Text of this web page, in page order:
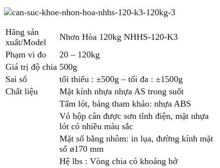
Hãng sản
xuất/Model
Nhơn Hòa 120kg NHHS-120-K3
Phạm vi đo
20 – 120kg
Giá trị độ chia 500g
Sai số
tối thiểu : ±500g – tối đa : ±1500g
Chất liệu
Mặt kính nhựa nhựa AS trong suốt
Tấm lót, bảng tham khảo: nhựa ABS
Vỏ hộp cân được sơn tĩnh điện, mặt nhựa
lót có nhiều màu sắc
Mặt số bằng nhôm: in lụa, đường kính mặt
số ø170 mm
Hệ lbs : Vòng chia có khoảng hở